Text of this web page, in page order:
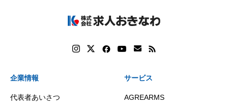
企業情報
代表者あいさつ
サービス
AGREARMS